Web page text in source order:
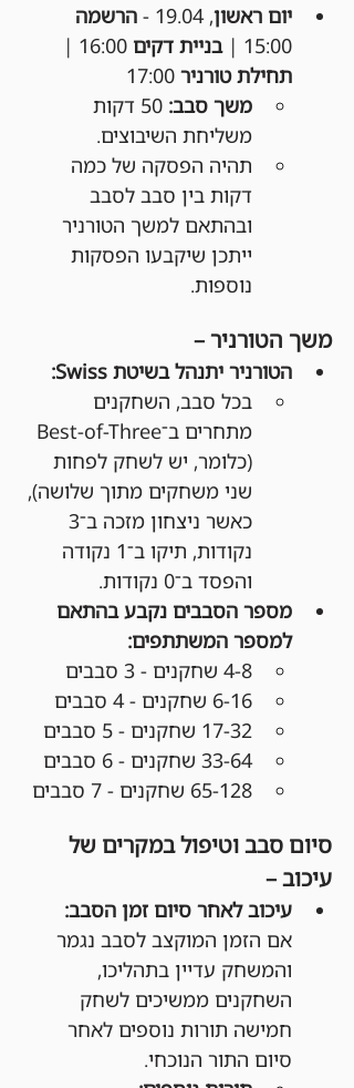
יום ראשון, 19.04 -
הרשמה
15:00 |
בניית דקים
תחילת טורניר
משך סבב:
50 דקות
משליחת השיבוצים.
תהיה הפסקה של כמה
דקות בין סבב לסבב
ובהתאם למשך הטורניר
ייתכן שיקבעו הפסקות
נוספות.
משך הטורניר –
הטורניר יתנהל בשיטת Swiss:
בכל סבב, השחקנים
(כלומר, יש לשחק לפחות
שני משחקים מתוך שלושה),
נקודות, תיקו ב־1 נקודה
והפסד ב־0 נקודות.
מספר הסבבים נקבע בהתאם
למספר המשתתפים:
4-8 שחקנים - 3 סבבים
6-16 שחקנים - 4 סבבים
17-32 שחקנים - 5 סבבים
33-64 שחקנים - 6 סבבים
65-128 שחקנים - 7 סבבים
סיום סבב וטיפול במקרים של
עיכוב –
עיכוב לאחר סיום זמן הסבב:
אם הזמן המוקצב לסבב נגמר
והמשחק עדיין בתהליכו,
השחקנים ממשיכים לשחק
חמישה תורות נוספים לאחר
סיום התור הנוכחי.